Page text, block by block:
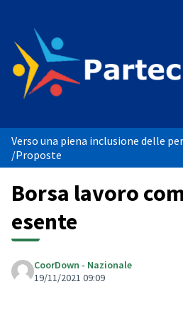
Verso una piena inclusione delle
/Proposte
Borsa lavoro
esente
CoorDown - Nazionale
19/11/2021 09:09